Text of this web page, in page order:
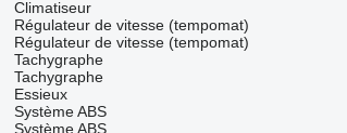
Climatiseur
Régulateur de vitesse (tempomat)
Régulateur de vitesse (tempomat)
Tachygraphe
Tachygraphe
Essieux
Système ABS
Système ABS